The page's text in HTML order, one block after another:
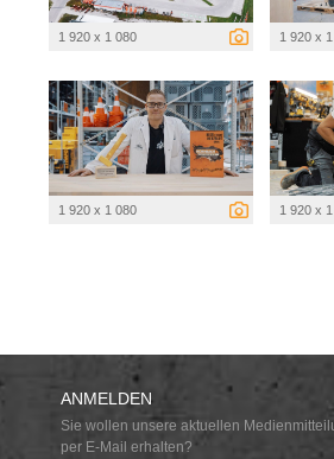
1 920 x 1 080 1 920 x
1 920 x 1 080 1 920 x
ANMELDEN
Sie wollen unsere aktuellen
per E-Mail erhalten?